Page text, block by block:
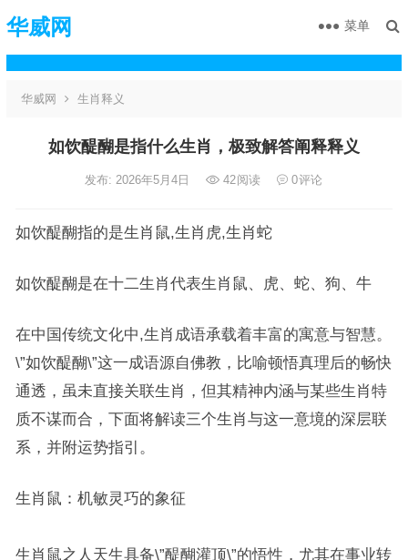
华威网 菜单
华威网 生肖释义
如饮醍醐是指什么生肖，极致解答阐释释义
发布: 2026年5月4日 42阅读 0评论
如饮醍醐指的是生肖鼠,生肖虎,生肖蛇
如饮醍醐是在十二生肖代表生肖鼠、虎、蛇、狗、牛
在中国传统文化中,生肖成语承载着丰富的寓意与智慧。
\”如饮醍醐\”这一成语源自佛教，比喻顿悟真理后的畅快
通透，虽未直接关联生肖，但其精神内涵与某些生肖特
质不谋而合，下面将解读三个生肖与这一意境的深层联
系，并附运势指引。
生肖鼠：机敏灵巧的象征
生肖鼠之人天生具备\”醍醐灌顶\”的悟性，尤其在事业转